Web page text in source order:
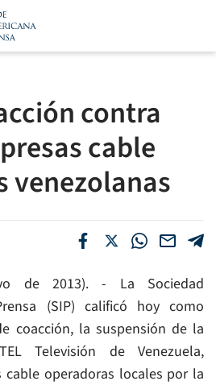
contra
cable
venezolanas
de 2013). - La Sociedad
(SIP) calificó hoy como
coacción, la suspensión de la
Televisión de Venezuela,
cable operadoras locales por la